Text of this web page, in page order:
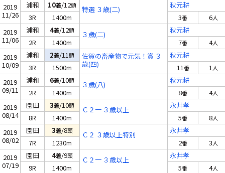
2019
11/26
浦和 10着/12頭 特選 ３歳(二)
秋元耕
3R
1400m 3番 6人
2019
11/06
浦和 4着/12頭 ３歳(二)
秋元耕
2R
1400m 7番 4人
2019
10/09
浦和 2着/11頭
佐賀の畜産物で元気！賞 ３
歳(四)
秋元耕
3R
1500m 11番 1人
2019
09/11
浦和 6着/10頭 ３歳(八)
秋元耕
2R
1400m 8番 4人
2019
08/14
園田 3着/10頭 Ｃ２一 ３歳以上
永井孝
8R
1400m 5番 8人
2019
08/02
園田 3着/8頭 Ｃ２ ３歳以上特別
永井孝
7R
1230m 2番 3人
2019
07/19
園田 4着/9頭 Ｃ２一 ３歳以上
永井孝
9R
1400m 5番 4人